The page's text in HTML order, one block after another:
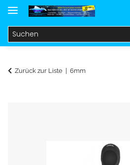
Zurück zur Liste 6mm